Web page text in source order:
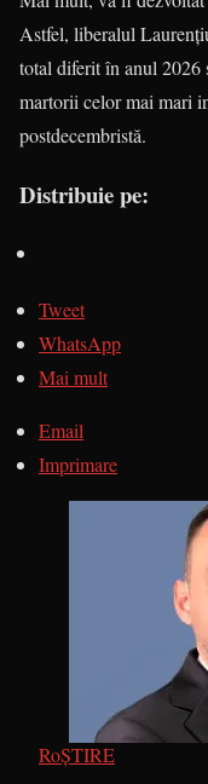
Astfel, liberalul
total diferit în anul
martorii celor mai mari
postdecembristă.
Distribuie pe:
Tweet
WhatsApp
Mai mult
Email
Imprimare
RoȘTIRE